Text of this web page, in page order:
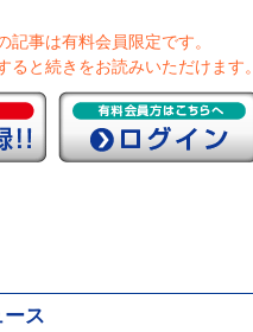
記事は有料会員限定です。
ると続きをお読みいただけます。
ース